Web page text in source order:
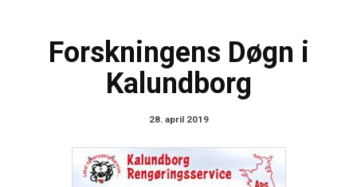
Forskningens Døgn i
Kalundborg
28. april 2019